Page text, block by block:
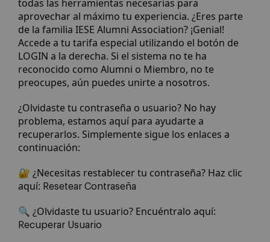
todas las herramientas necesarias para
aprovechar al máximo tu experiencia. ¿Eres parte
de la familia IESE Alumni Association? ¡Genial!
Accede a tu tarifa especial utilizando el botón de
LOGIN a la derecha. Si el sistema no te ha
reconocido como Alumni o Miembro, no te
preocupes, aún puedes unirte a nosotros.
¿Olvidaste tu contraseña o usuario? No hay
problema, estamos aquí para ayudarte a
recuperarlos. Simplemente sigue los enlaces a
continuación:
🔐 ¿Necesitas restablecer tu contraseña? Haz clic
aquí: Resetear Contraseña
🔍 ¿Olvidaste tu usuario? Encuéntralo aquí:
Recuperar Usuario